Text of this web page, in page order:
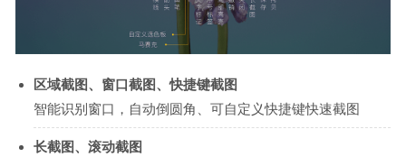
区域截图、窗口截图、快捷键截图
智能识别窗口，自动倒圆角、可自定义快捷键快速截图
长截图、滚动截图